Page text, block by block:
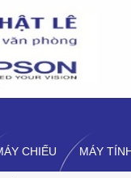
CHIẾU MÁY